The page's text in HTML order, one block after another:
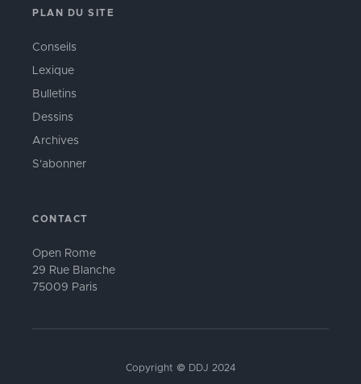
PLAN DU SITE
Conseils
Lexique
Bulletins
Dessins
Archives
S'abonner
CONTACT
Open Rome
29 Rue Blanche
75009 Paris
Copyright © DDJ 2024